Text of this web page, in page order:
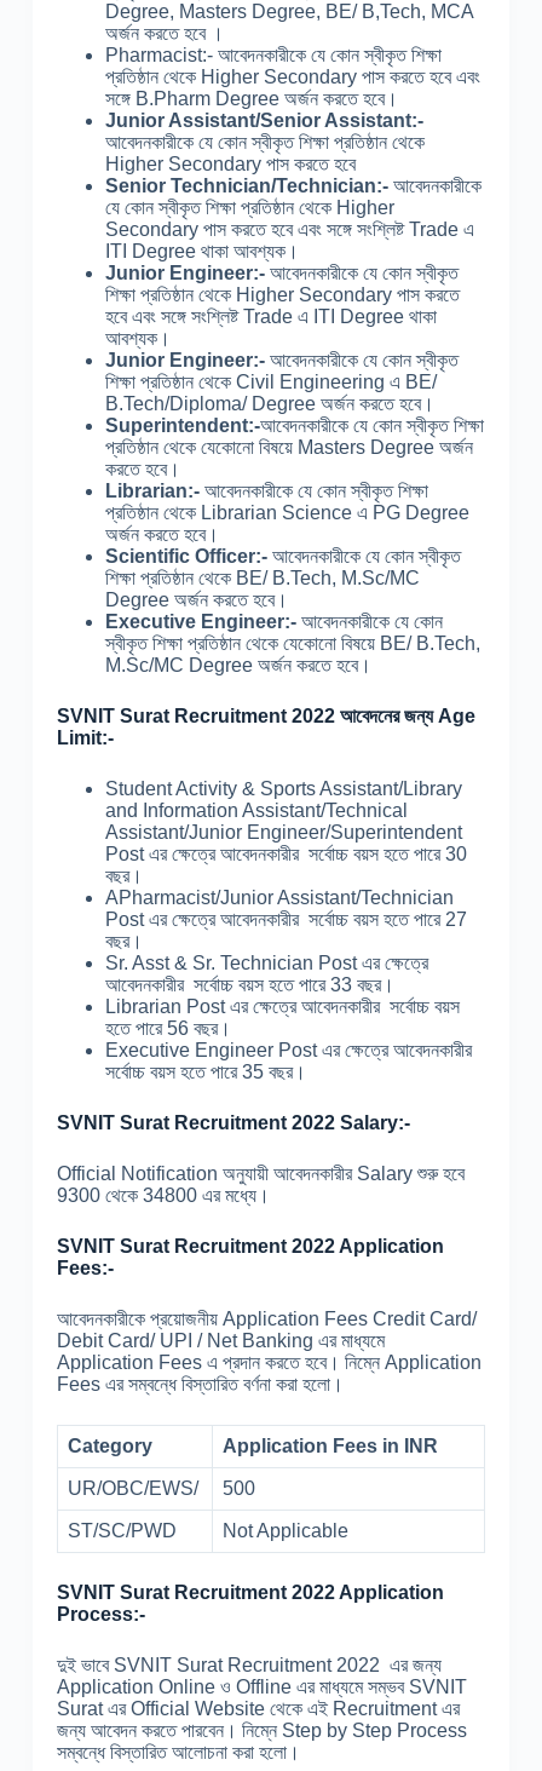
Degree, Masters Degree, BE/ B,Tech, MCA
অর্জন করতে হবে ।
Pharmacist:- আবেদনকারীকে যে কোন স্বীকৃত শিক্ষা
প্রতিষ্ঠান থেকে Higher Secondary পাস করতে হবে এবং
সঙ্গে B.Pharm Degree অর্জন করতে হবে।
Junior Assistant/Senior Assistant:-
আবেদনকারীকে যে কোন স্বীকৃত শিক্ষা প্রতিষ্ঠান থেকে
Higher Secondary পাস করতে হবে
Senior Technician/Technician:-আবেদনকারীকে
যে কোন স্বীকৃত শিক্ষা প্রতিষ্ঠান থেকে Higher
Secondary পাস করতে হবে এবং সঙ্গে সংশ্লিষ্ট Trade এ
ITI Degree থাকা আবশ্যক।
Junior Engineer:- আবেদনকারীকে যে কোন স্বীকৃত
শিক্ষা প্রতিষ্ঠান থেকে Higher Secondary পাস করতে
হবে এবং সঙ্গে সংশ্লিষ্ট Trade এ ITI Degree থাকা
আবশ্যক।
Junior Engineer:-আবেদনকারীকে যে কোন স্বীকৃত
শিক্ষা প্রতিষ্ঠান থেকে Civil Engineering এ BE/
B.Tech/Diploma/ Degree অর্জন করতে হবে।
Superintendent:-আবেদনকারীকে যে কোন স্বীকৃত শিক্ষা
প্রতিষ্ঠান থেকে যেকোনো বিষয়ে Masters Degree অর্জন
করতে হবে।
Librarian:-আবেদনকারীকে যে কোন স্বীকৃত শিক্ষা
প্রতিষ্ঠান থেকে Librarian Science এ PG Degree
অর্জন করতে হবে।
Scientific Officer:- আবেদনকারীকে যে কোন স্বীকৃত
শিক্ষা প্রতিষ্ঠান থেকে BE/ B.Tech, M.Sc/MC
Degree অর্জন করতে হবে।
Executive Engineer:- আবেদনকারীকে যে কোন
স্বীকৃত শিক্ষা প্রতিষ্ঠান থেকে যেকোনো বিষয়ে BE/ B.Tech,
M.Sc/MC Degree অর্জন করতে হবে।
SVNIT Surat Recruitment 2022 আবেদনের জন্য Age
Limit:-
Student Activity & Sports Assistant/Library
and Information Assistant/Technical
Assistant/Junior Engineer/Superintendent
Post এর ক্ষেত্রে আবেদনকারীর সর্বোচ্চ বয়স হতে পারে 30
বছর।
APharmacist/Junior Assistant/Technician
Post এর ক্ষেত্রে আবেদনকারীর সর্বোচ্চ বয়স হতে পারে 27
বছর।
Sr. Asst & Sr. Technician Post এর ক্ষেত্রে
আবেদনকারীর সর্বোচ্চ বয়স হতে পারে 33 বছর।
Librarian Post এর ক্ষেত্রে আবেদনকারীর সর্বোচ্চ বয়স
হতে পারে 56 বছর।
Executive Engineer Post এর ক্ষেত্রে আবেদনকারীর
সর্বোচ্চ বয়স হতে পারে 35 বছর।
SVNIT Surat Recruitment 2022 Salary:-
Official Notification অনুযায়ী আবেদনকারীর Salary শুরু হবে
9300 থেকে 34800 এর মধ্যে।
SVNIT Surat Recruitment 2022 Application
Fees:-
আবেদনকারীকে প্রয়োজনীয় Application Fees Credit Card/
Debit Card/ UPI / Net Banking এর মাধ্যমে
Application Fees এ প্রদান করতে হবে। নিম্নে Application
Fees এর সম্বন্ধে বিস্তারিত বর্ণনা করা হলো।
Category Application Fees in INR
UR/OBC/EWS/ 500
ST/SC/PWD Not Applicable
SVNIT Surat Recruitment 2022 Application
Process:-
দুই ভাবে SVNIT Surat Recruitment 2022 এর জন্য
Application Online ও Offline এর মাধ্যমে সম্ভব SVNIT
Surat এর Official Website থেকে এই Recruitment এর
জন্য আবেদন করতে পারবেন। নিম্নে Step by Step Process
সম্বন্ধে বিস্তারিত আলোচনা করা হলো।